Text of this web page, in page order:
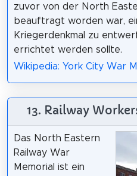
zuvor von der North
beauftragt worden war,
Kriegerdenkmal zu
errichtet werden sollte.
Wikipedia: York City War
13. Railway
Das North Eastern
Railway War
Memorial ist ein